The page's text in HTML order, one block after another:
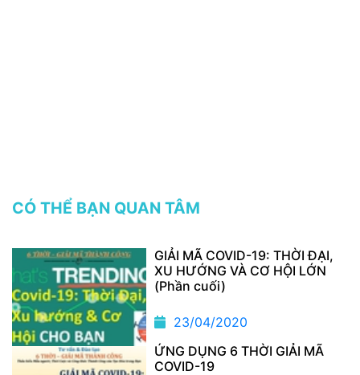
CÓ THỂ BẠN QUAN TÂM
GIẢI MÃ COVID-19: THỜI ĐẠI,
XU HƯỚNG VÀ CƠ HỘI LỚN
(Phần cuối)
23/04/2020
ỨNG DỤNG 6 THỜI GIẢI MÃ
COVID-19